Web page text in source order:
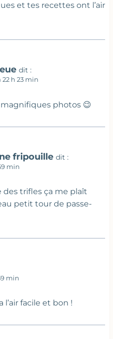
et tes recettes ont l’air
dit :
h 23 min
photos 😉
fripouille dit :
min
des trifles ça me plaît
petit tour de passe-
min
facile et bon !